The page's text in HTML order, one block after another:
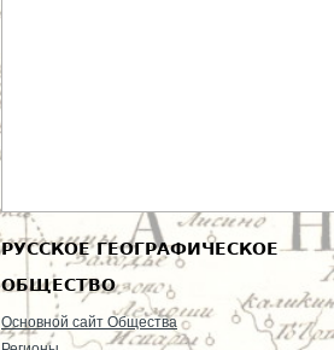
РУССКОЕ ГЕОГРАФИЧЕСКОЕ
ОБЩЕСТВО
Основной сайт Общества